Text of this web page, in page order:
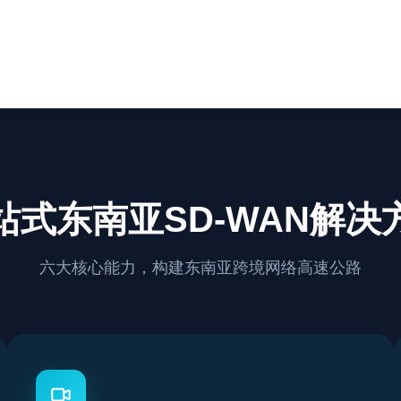
式东南亚SD-WAN解决
六大核心能力，构建东南亚跨境网络高速公路